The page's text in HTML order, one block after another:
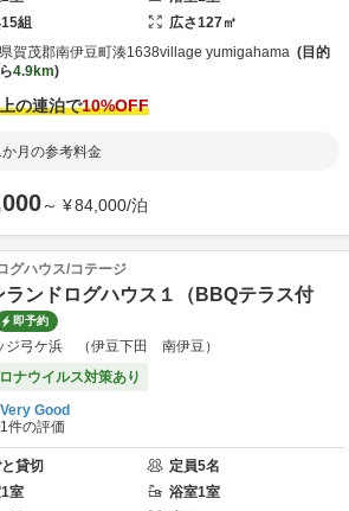
15組 広さ127㎡
賀茂郡南伊豆町湊1638village yumigahama
目的
4.9km
の連泊で10%OFF
月の参考料金
～ ¥84,000/泊
グハウス/コテージ
ランドログハウス１（BBQテラス付
即予約
ジ弓ケ浜 （伊豆下田 南伊豆）
ナウイルス対策あり
Very Good
1件の評価
貸切 定員5名
1室 浴室1室